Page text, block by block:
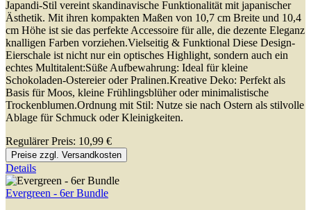
Japandi-Stil vereint skandinavische Funktionalität mit japanischer
Ästhetik. Mit ihren kompakten Maßen von 10,7 cm Breite und 10,4
cm Höhe ist sie das perfekte Accessoire für alle, die dezente Eleganz
knalligen Farben vorziehen.Vielseitig & Funktional Diese Design-
Eierschale ist nicht nur ein optisches Highlight, sondern auch ein
echtes Multitalent:Süße Aufbewahrung: Ideal für kleine
Schokoladen-Ostereier oder Pralinen.Kreative Deko: Perfekt als
Basis für Moos, kleine Frühlingsblüher oder minimalistische
Trockenblumen.Ordnung mit Stil: Nutze sie nach Ostern als stilvolle
Ablage für Schmuck oder Kleinigkeiten.
Regulärer Preis: 10,99 €
Preise zzgl. Versandkosten
Details
Evergreen - 6er Bundle